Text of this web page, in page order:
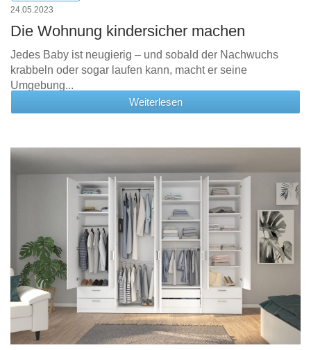
24.05.2023
Die Wohnung kindersicher machen
Jedes Baby ist neugierig – und sobald der Nachwuchs
krabbeln oder sogar laufen kann, macht er seine
Umgebung...
Weiterlesen